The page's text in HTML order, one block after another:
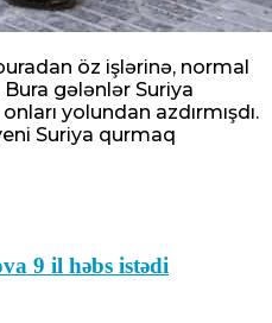
öz işlərinə, normal
gələnlər Suriya
yolundan azdırmışdı.
Suriya qurmaq
9 il həbs istədi